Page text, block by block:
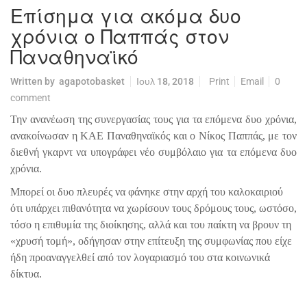
Επίσημα για ακόμα δυο
χρόνια ο Παππάς στον
Παναθηναϊκό
Written by agapotobasket Ιουλ 18, 2018 Print Email
0
comment
Την ανανέωση της συνεργασίας τους για τα επόμενα δυο χρόνια,
ανακοίνωσαν η ΚΑΕ Παναθηναϊκός και ο Νίκος Παππάς, με τον
διεθνή γκαρντ να υπογράφει νέο συμβόλαιο για τα επόμενα δυο
χρόνια.
Μπορεί οι δυο πλευρές να φάνηκε στην αρχή του καλοκαιριού
ότι υπάρχει πιθανότητα να χωρίσουν τους δρόμους τους, ωστόσο,
τόσο η επιθυμία της διοίκησης, αλλά και του παίκτη να βρουν τη
«χρυσή τομή», οδήγησαν στην επίτευξη της συμφωνίας που είχε
ήδη προαναγγελθεί από τον λογαριασμό του στα κοινωνικά
δίκτυα.